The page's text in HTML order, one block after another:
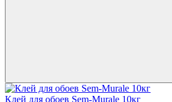
Клей для обоев Sem-Murale 10кг